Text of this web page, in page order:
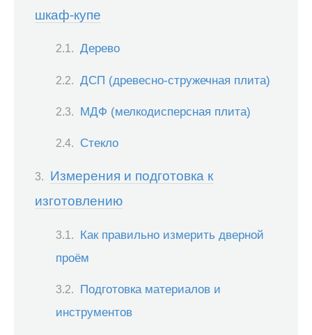
шкаф-купе
Дерево
ДСП (древесно-стружечная плита)
МДФ (мелкодисперсная плита)
Стекло
Измерения и подготовка к
изготовлению
Как правильно измерить дверной
проём
Подготовка материалов и
инструментов